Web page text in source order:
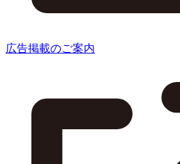
広告掲載のご案内